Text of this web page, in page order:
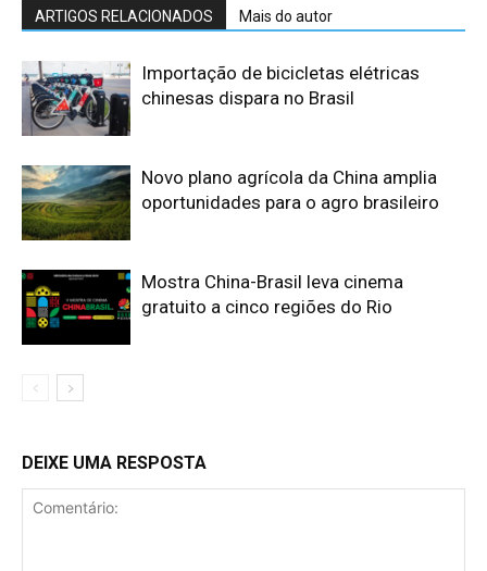
ARTIGOS RELACIONADOS Mais do autor
Importação de bicicletas elétricas
chinesas dispara no Brasil
Novo plano agrícola da China amplia
oportunidades para o agro brasileiro
Mostra China-Brasil leva cinema
gratuito a cinco regiões do Rio
DEIXE UMA RESPOSTA